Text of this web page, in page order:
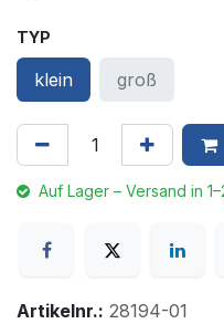
TYP
klein groß
Auf Lager – Versand in
Artikelnr.: 28194-01